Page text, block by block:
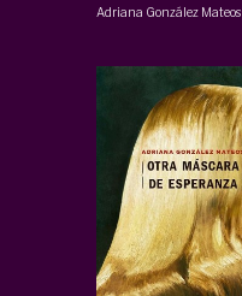
Adriana González Mateos